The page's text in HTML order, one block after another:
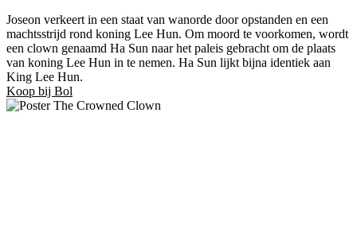
Joseon verkeert in een staat van wanorde door opstanden en een
machtsstrijd rond koning Lee Hun. Om moord te voorkomen, wordt
een clown genaamd Ha Sun naar het paleis gebracht om de plaats
van koning Lee Hun in te nemen. Ha Sun lijkt bijna identiek aan
King Lee Hun.
Koop bij Bol